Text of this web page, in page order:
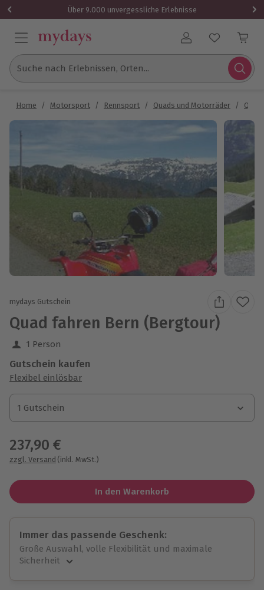
Über 9.000 unvergessliche Erlebnisse
Benutzerkonto
Suche nach Erlebnissen, Orten...
Home / Motorsport / Rennsport / Quads und Motorräder /
mydays Gutschein
Quad fahren Bern (Bergtour)
1 Person
Gutschein kaufen
Flexibel einlösbar
1 Gutschein
1 Gutschein
1 Gutschein
237,90 €
zzgl. Versand (inkl. MwSt.)
In den Warenkorb
Immer das passende Geschenk:
Große Auswahl, volle Flexibilität und maximale
Sicherheit